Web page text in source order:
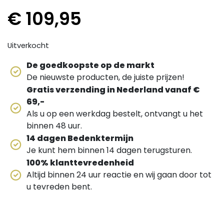
€ 109,95
De goedkoopste op de markt
De nieuwste producten, de juiste prijzen!
Gratis verzending in Nederland vanaf €
69,-
Als u op een werkdag bestelt, ontvangt u het
binnen 48 uur.
14 dagen Bedenktermijn
Je kunt hem binnen 14 dagen terugsturen.
100% klanttevredenheid
Altijd binnen 24 uur reactie en wij gaan door tot
u tevreden bent.
Uitverkocht